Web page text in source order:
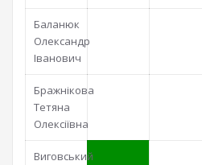
Баланюк
Олександр
Іванович
Бражнікова
Тетяна
Олексіївна
Виговський